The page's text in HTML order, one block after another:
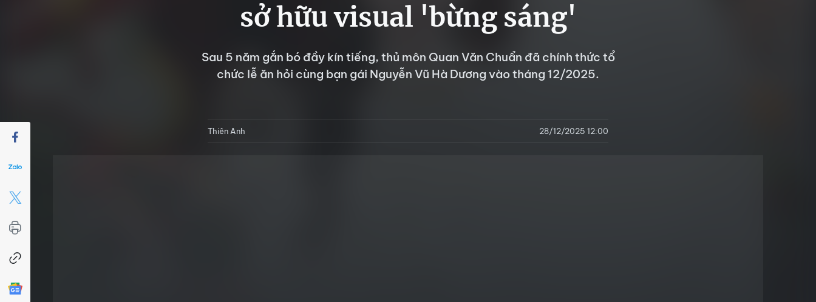
sở hữu visual 'bừng sáng'
Sau 5 năm gắn bó đầy kín tiếng, thủ môn Quan Văn Chuẩn đã chính thức tổ
chức lễ ăn hỏi cùng bạn gái Nguyễn Vũ Hà Dương vào tháng 12/2025.
Thiên Anh 28/12/2025 12:00